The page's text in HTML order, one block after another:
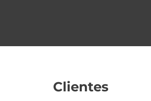
Clientes